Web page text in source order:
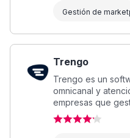
Gestión de
Trengo
Trengo es un
omnicanal y
empresas que